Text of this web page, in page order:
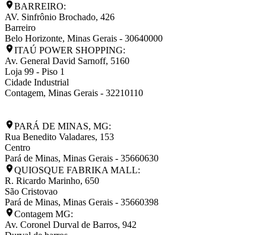
BARREIRO:
AV. Sinfrônio Brochado, 426
Barreiro
Belo Horizonte, Minas Gerais - 30640000
ITAÚ POWER SHOPPING:
Av. General David Sarnoff, 5160
Loja 99 - Piso 1
Cidade Industrial
Contagem, Minas Gerais - 32210110
PARÁ DE MINAS, MG:
Rua Benedito Valadares, 153
Centro
Pará de Minas, Minas Gerais - 35660630
QUIOSQUE FABRIKA MALL:
R. Ricardo Marinho, 650
São Cristovao
Pará de Minas, Minas Gerais - 35660398
Contagem MG:
Av. Coronel Durval de Barros, 942